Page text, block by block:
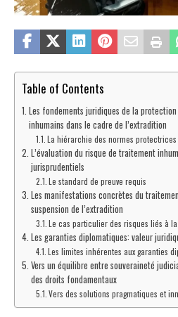
Table of Contents
Les fondements juridiques de la
inhumains dans le cadre de l’extradition
La hiérarchie des normes protectrices
L’évaluation du risque de traitement
jurisprudentiels
Le standard de preuve requis
Les manifestations concrètes du
suspension de l’extradition
Le cas particulier des risques liés à
Les garanties diplomatiques: valeur
Les limites inhérentes aux garanties
Vers un équilibre entre souveraineté
des droits fondamentaux
Vers des solutions pragmatiques et